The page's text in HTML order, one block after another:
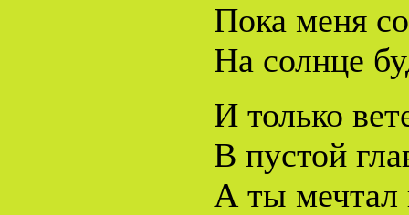
Пока меня
На солнце
И только
В пустой
А ты мечтал